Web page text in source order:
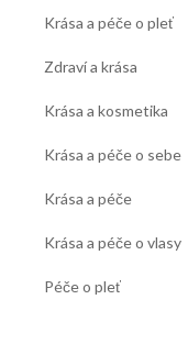
Krása a péče o pleť
Zdraví a krása
Krása a kosmetika
Krása a péče o sebe
Krása a péče
Krása a péče o vlasy
Péče o pleť